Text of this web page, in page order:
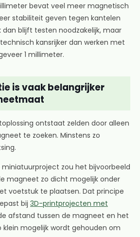
bevat veel meer magnetisch
stabiliteit geven tegen kantelen
dan blijft testen noodzakelijk, maar
kansrijker dan werken met
1 millimeter.
is vaak belangrijker
ontstaat zelden door alleen
te zoeken. Minstens zo
zou het bijvoorbeeld
magneet zo dicht mogelijk onder
voetstuk te plaatsen. Dat principe
bij 3D-printprojecten met
afstand tussen de magneet en het
klein mogelijk wordt gehouden om